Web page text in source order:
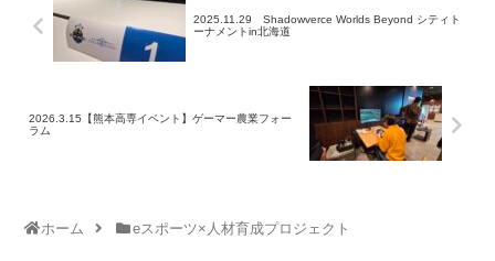
2025.11.29 Shadowverce Worlds Beyond シティト
ーナメントin北海道
2026.3.15【熊本高専イベント】ゲーマー農業フォー
ラム
ホーム eスポーツ×人材育成プロジェクト